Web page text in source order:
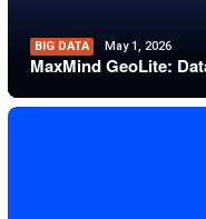
BIG DATA May 1, 2026
MaxMind GeoLite: